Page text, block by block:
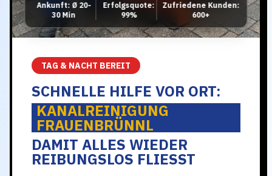
Ankunft: Ø 20-
30 Min
Erfolgsquote:
99%
Zufriedene Kunden:
600+
TAG & NACHT BEREIT
SCHNELLE HILFE VOR ORT:
KANALREINIGUNG
FRAUENBRÜNNL
DAMIT ALLES WIEDER
REIBUNGSLOS FLIESST